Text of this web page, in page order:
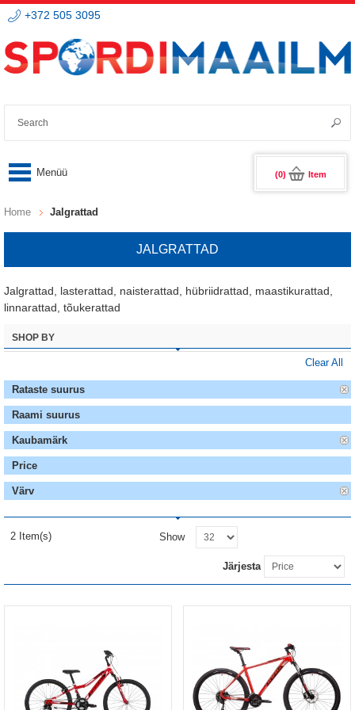
+372 505 3095
(0) Item
Home Jalgrattad
2 Item(s) Show
Järjesta
JALGRATTAD
Jalgrattad, lasterattad, naisterattad, hübriidrattad, maastikurattad,
linnarattad, tõukerattad
SHOP BY
Clear All
Rataste suurus
Raami suurus
Kaubamärk
Price
Värv